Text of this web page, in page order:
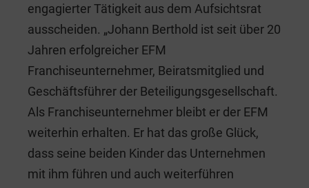
engagierter Tätigkeit aus dem Aufsichtsrat
ausscheiden. „Johann Berthold ist seit über 20
Jahren erfolgreicher EFM
Franchiseunternehmer, Beiratsmitglied und
Geschäftsführer der Beteiligungsgesellschaft.
Als Franchiseunternehmer bleibt er der EFM
weiterhin erhalten. Er hat das große Glück,
dass seine beiden Kinder das Unternehmen
mit ihm führen und auch weiterführen